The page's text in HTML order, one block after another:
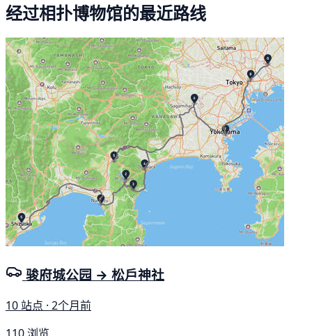
经过相扑博物馆的最近路线
骏府城公园 → 松戶神社
10 站点 · 2个月前